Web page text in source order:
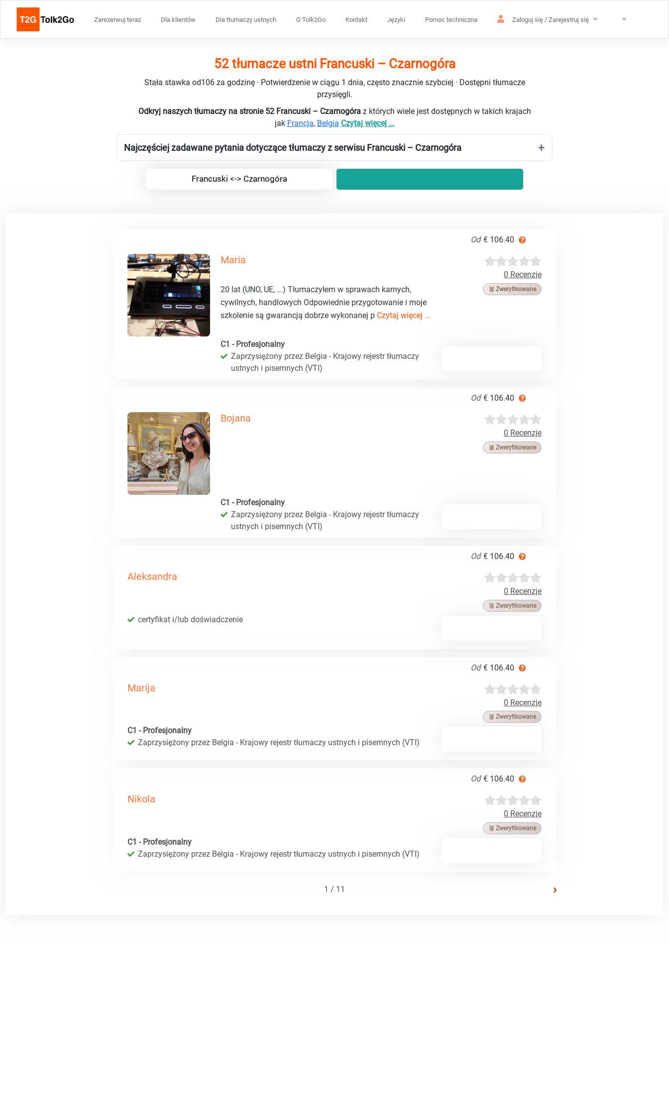
Zarezerwuj teraz Dla klientów Dla tłumaczy ustnych O Tolk2Go Kontakt Języki Pomoc techniczna Zaloguj się / Zarejestruj się
52 tłumacze ustni Francuski – Czarnogóra
Stała stawka od106 za godzinę · Potwierdzenie w ciągu 1 dnia, często znacznie szybciej · Dostępni tłumacze
przysięgli.
Odkryj naszych tłumaczy na stronie 52 Francuski – Czarnogóra z których wiele jest dostępnych w takich krajach
jak Francja, Belgia Czytaj więcej ...
Najczęściej zadawane pytania dotyczące tłumaczy z serwisu Francuski – Czarnogóra
Francuski <-> Czarnogóra
Od€ 106.40
Maria
0 Recenzje
🥉 Zweryfikowane
20 lat (UNO, UE, ...) Tłumaczyłem w sprawach karnych,
cywilnych, handlowych Odpowiednie przygotowanie i moje
szkolenie są gwarancją dobrze wykonanej p Czytaj więcej ...
C1 - Profesjonalny
Zaprzysiężony przez Belgia - Krajowy rejestr tłumaczy
ustnych i pisemnych (VTI)
Od€ 106.40
Bojana
0 Recenzje
🥉 Zweryfikowane
C1 - Profesjonalny
Zaprzysiężony przez Belgia - Krajowy rejestr tłumaczy
ustnych i pisemnych (VTI)
Od€ 106.40
Aleksandra
0 Recenzje
🥉 Zweryfikowane
certyfikat i/lub doświadczenie
Od€ 106.40
Marija
0 Recenzje
🥉 Zweryfikowane
C1 - Profesjonalny
Zaprzysiężony przez Belgia - Krajowy rejestr tłumaczy ustnych i pisemnych (VTI)
Od€ 106.40
Nikola
0 Recenzje
🥉 Zweryfikowane
C1 - Profesjonalny
Zaprzysiężony przez Belgia - Krajowy rejestr tłumaczy ustnych i pisemnych (VTI)
1 / 11 ›